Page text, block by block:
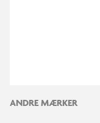
ANDRE MÆRKER